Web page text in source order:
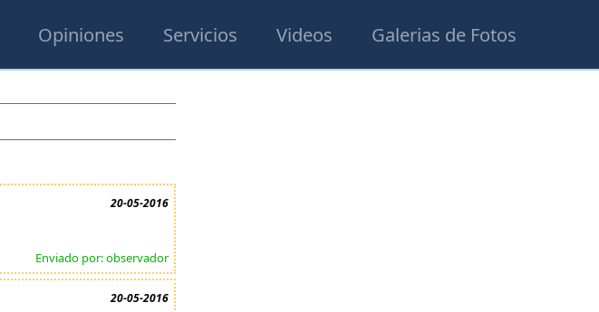
Opiniones Servicios Videos Galerias de Fotos
20-05-2016
Enviado por: observador
20-05-2016